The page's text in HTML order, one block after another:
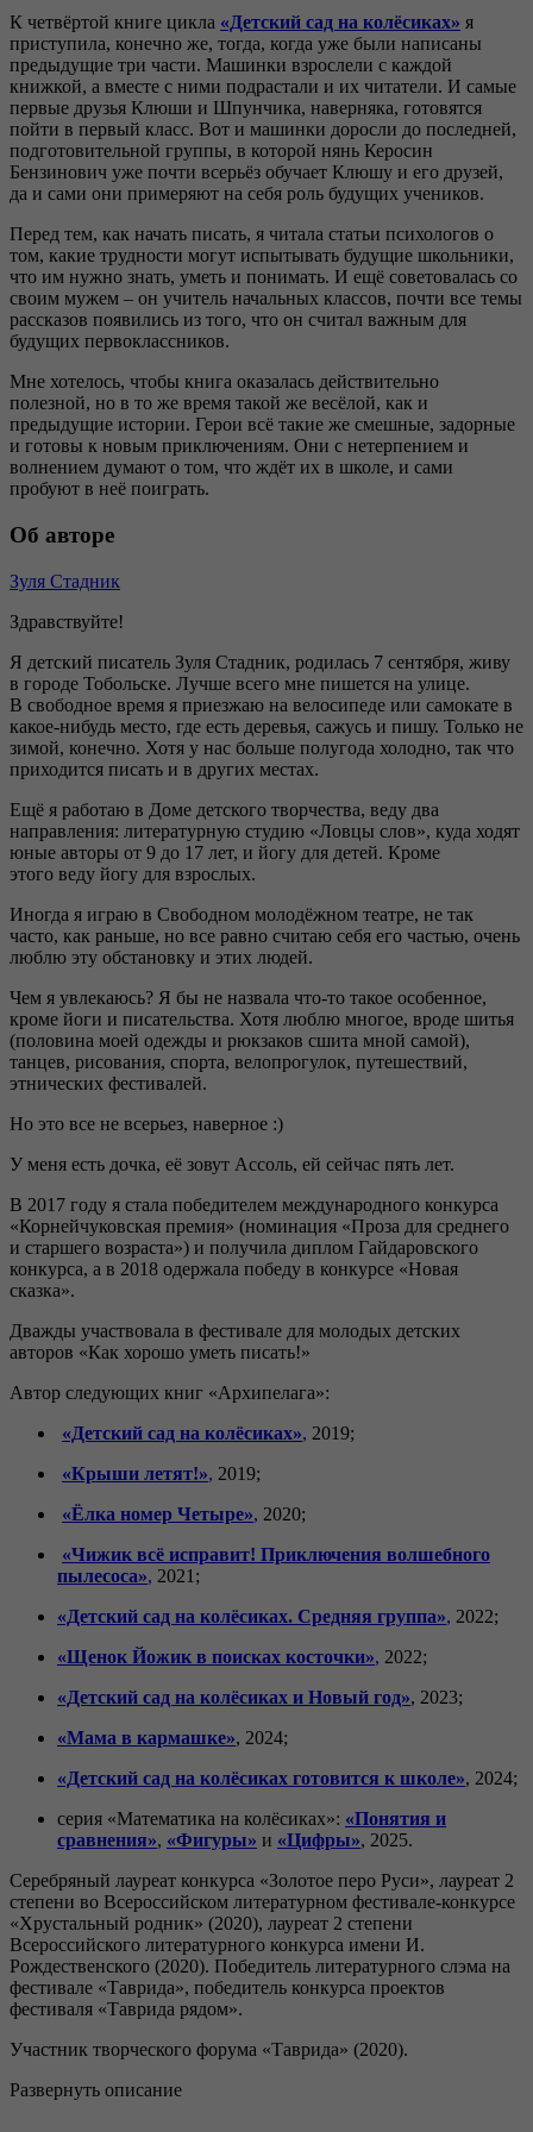
К четвёртой книге цикла «Детский сад на колёсиках» я
приступила, конечно же, тогда, когда уже были написаны
предыдущие три части. Машинки взрослели с каждой
книжкой, а вместе с ними подрастали и их читатели. И самые
первые друзья Клюши и Шпунчика, наверняка, готовятся
пойти в первый класс. Вот и машинки доросли до последней,
подготовительной группы, в которой нянь Керосин
Бензинович уже почти всерьёз обучает Клюшу и его друзей,
да и сами они примеряют на себя роль будущих учеников.
Перед тем, как начать писать, я читала статьи психологов о
том, какие трудности могут испытывать будущие школьники,
что им нужно знать, уметь и понимать. И ещё советовалась со
своим мужем – он учитель начальных классов, почти все темы
рассказов появились из того, что он считал важным для
будущих первоклассников.
Мне хотелось, чтобы книга оказалась действительно
полезной, но в то же время такой же весёлой, как и
предыдущие истории. Герои всё такие же смешные, задорные
и готовы к новым приключениям. Они с нетерпением и
волнением думают о том, что ждёт их в школе, и сами
пробуют в неё поиграть.
Об авторе
Зуля Стадник
Здравствуйте!
Я детский писатель Зуля Стадник, родилась 7 сентября, живу
в городе Тобольске. Лучше всего мне пишется на улице.
В свободное время я приезжаю на велосипеде или самокате в
какое-нибудь место, где есть деревья, сажусь и пишу. Только не
зимой, конечно. Хотя у нас больше полугода холодно, так что
приходится писать и в других местах.
Ещё я работаю в Доме детского творчества, веду два
направления: литературную студию «Ловцы слов», куда ходят
юные авторы от 9 до 17 лет, и йогу для детей. Кроме
этого веду йогу для взрослых.
Иногда я играю в Свободном молодёжном театре, не так
часто, как раньше, но все равно считаю себя его частью, очень
люблю эту обстановку и этих людей.
Чем я увлекаюсь? Я бы не назвала что-то такое особенное,
кроме йоги и писательства. Хотя люблю многое, вроде шитья
(половина моей одежды и рюкзаков сшита мной самой),
танцев, рисования, спорта, велопрогулок, путешествий,
этнических фестивалей.
Но это все не всерьез, наверное :)
У меня есть дочка, её зовут Ассоль, ей сейчас пять лет.
В 2017 году я стала победителем международного конкурса
«Корнейчуковская премия» (номинация «Проза для среднего
и старшего возраста») и получила диплом Гайдаровского
конкурса, а в 2018 одержала победу в конкурсе «Новая
сказка».
Дважды участвовала в фестивале для молодых детских
авторов «Как хорошо уметь писать!»
Автор следующих книг «Архипелага»:
«Детский сад на колёсиках», 2019;
«Крыши летят!», 2019;
«Ёлка номер Четыре», 2020;
«Чижик всё исправит! Приключения волшебного
пылесоса», 2021;
«Детский сад на колёсиках. Средняя группа», 2022;
«Щенок Йожик в поисках косточки», 2022;
«Детский сад на колёсиках и Новый год», 2023;
«Мама в кармашке», 2024;
«Детский сад на колёсиках готовится к школе», 2024;
серия «Математика на колёсиках»: «Понятия и
сравнения», «Фигуры» и «Цифры», 2025.
Серебряный лауреат конкурса «Золотое перо Руси», лауреат 2
степени во Всероссийском литературном фестивале-конкурсе
«Хрустальный родник» (2020), лауреат 2 степени
Всероссийского литературного конкурса имени И.
Рождественского (2020). Победитель литературного слэма на
фестивале «Таврида», победитель конкурса проектов
фестиваля «Таврида рядом».
Участник творческого форума «Таврида» (2020).
Развернуть описание